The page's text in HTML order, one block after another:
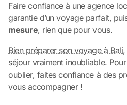
Faire confiance à une agence
garantie d’un voyage parfait,
mesure, rien que pour vous.
Bien préparer son voyage à Bali
séjour vraiment inoubliable.
oublier, faites confiance à des
vous accompagner !